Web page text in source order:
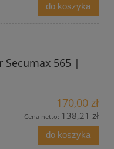
do koszyka
Secumax 565 |
170,00 zł
Cena netto: 138,21 zł
do koszyka